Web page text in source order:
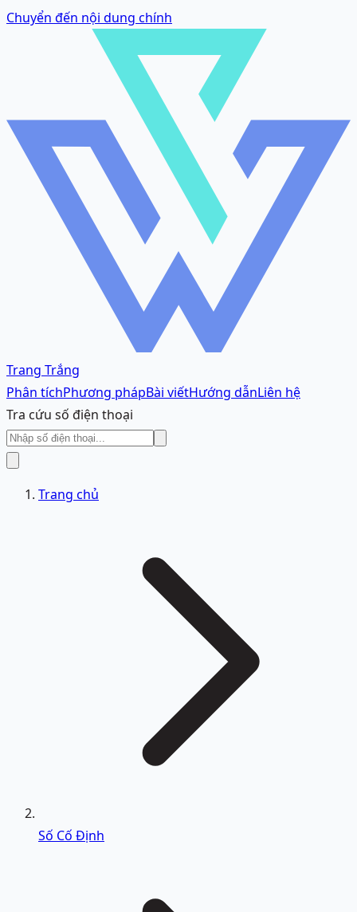
Chuyển đến nội dung chính
Trang Trắng
Phân tíchPhương phápBài viếtHướng dẫnLiên hệ
Tra cứu số điện thoại
Trang chủ
Số Cố Định